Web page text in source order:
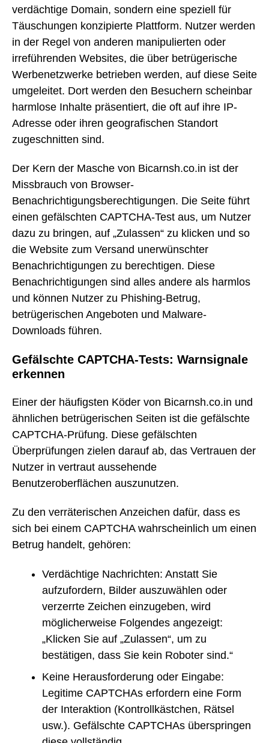
verdächtige Domain, sondern eine speziell für
Täuschungen konzipierte Plattform. Nutzer werden
in der Regel von anderen manipulierten oder
irreführenden Websites, die über betrügerische
Werbenetzwerke betrieben werden, auf diese Seite
umgeleitet. Dort werden den Besuchern scheinbar
harmlose Inhalte präsentiert, die oft auf ihre IP-
Adresse oder ihren geografischen Standort
zugeschnitten sind.
Der Kern der Masche von Bicarnsh.co.in ist der
Missbrauch von Browser-
Benachrichtigungsberechtigungen. Die Seite führt
einen gefälschten CAPTCHA-Test aus, um Nutzer
dazu zu bringen, auf „Zulassen“ zu klicken und so
die Website zum Versand unerwünschter
Benachrichtigungen zu berechtigen. Diese
Benachrichtigungen sind alles andere als harmlos
und können Nutzer zu Phishing-Betrug,
betrügerischen Angeboten und Malware-
Downloads führen.
Gefälschte CAPTCHA-Tests: Warnsignale
erkennen
Einer der häufigsten Köder von Bicarnsh.co.in und
ähnlichen betrügerischen Seiten ist die gefälschte
CAPTCHA-Prüfung. Diese gefälschten
Überprüfungen zielen darauf ab, das Vertrauen der
Nutzer in vertraut aussehende
Benutzeroberflächen auszunutzen.
Zu den verräterischen Anzeichen dafür, dass es
sich bei einem CAPTCHA wahrscheinlich um einen
Betrug handelt, gehören:
Verdächtige Nachrichten: Anstatt Sie
aufzufordern, Bilder auszuwählen oder
verzerrte Zeichen einzugeben, wird
möglicherweise Folgendes angezeigt:
„Klicken Sie auf „Zulassen“, um zu
bestätigen, dass Sie kein Roboter sind.“
Keine Herausforderung oder Eingabe:
Legitime CAPTCHAs erfordern eine Form
der Interaktion (Kontrollkästchen, Rätsel
usw.). Gefälschte CAPTCHAs überspringen